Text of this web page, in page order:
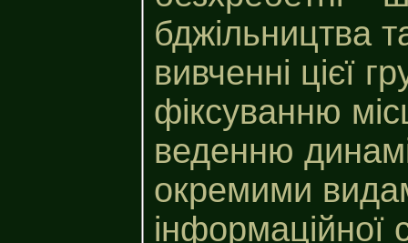
бджільництва
вивченні цієї
фіксуванню
веденню
окремими